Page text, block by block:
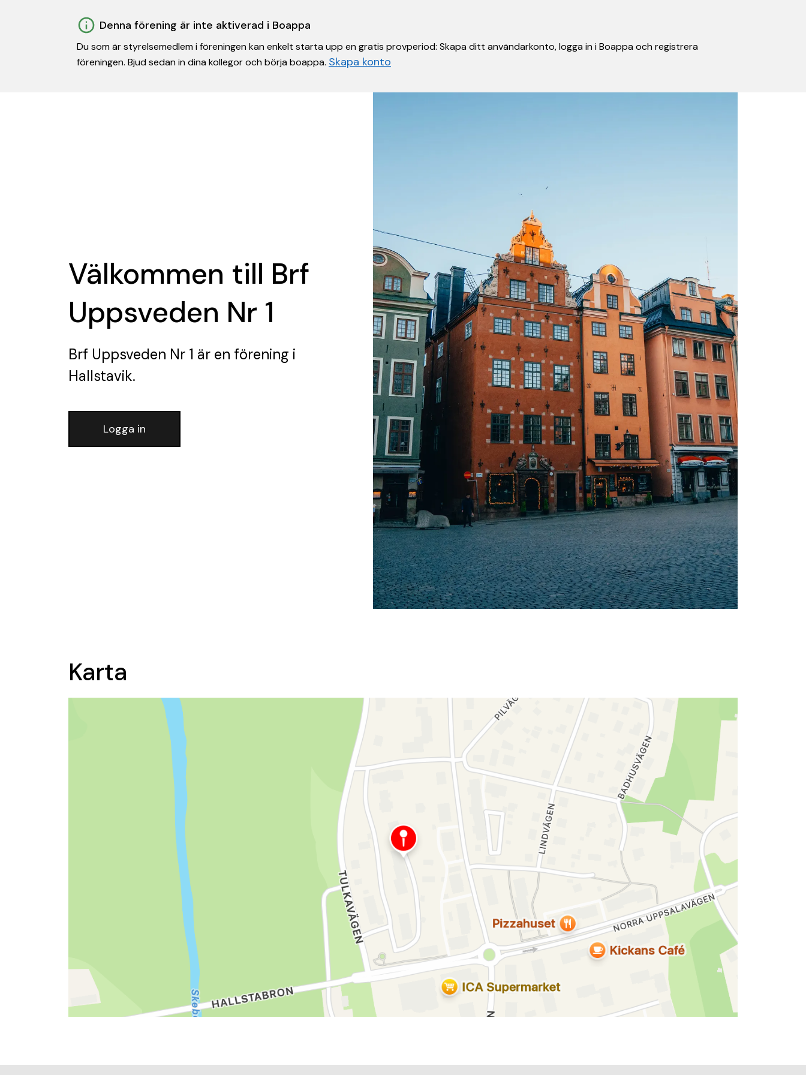
Denna förening är inte aktiverad i Boappa
Du som är styrelsemedlem i föreningen kan enkelt starta upp en gratis provperiod: Skapa ditt användarkonto, logga in i Boappa och registrera
föreningen. Bjud sedan in dina kollegor och börja boappa. Skapa konto
Välkommen till Brf
Uppsveden Nr 1
Brf Uppsveden Nr 1 är en förening i
Hallstavik.
Logga in
Karta